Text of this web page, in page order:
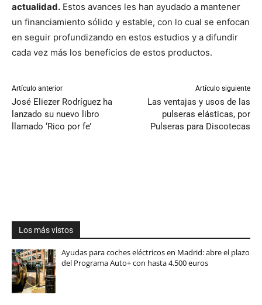
actualidad. Estos avances les han ayudado a mantener
un financiamiento sólido y estable, con lo cual se enfocan
en seguir profundizando en estos estudios y a difundir
cada vez más los beneficios de estos productos.
Artículo anterior
José Eliezer Rodríguez ha
lanzado su nuevo libro
llamado ‘Rico por fe’
Artículo siguiente
Las ventajas y usos de las
pulseras elásticas, por
Pulseras para Discotecas
Los más vistos
Ayudas para coches eléctricos en Madrid: abre el plazo
del Programa Auto+ con hasta 4.500 euros